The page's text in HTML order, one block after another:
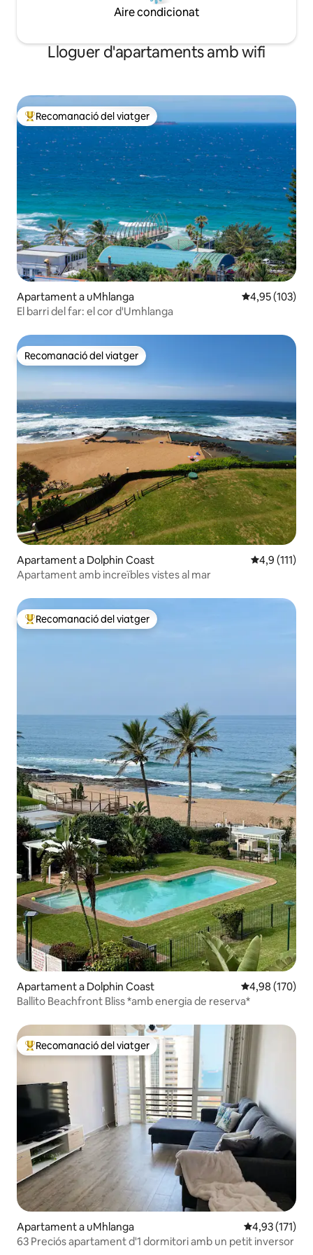
Aire condicionat
Lloguer d'apartaments amb wifi
Principals recomanacions dels viatgers
Recomanació del viatger
Apartament a uMhlanga 4,95 de
4,95 (103)
El barri del far: el cor d'Umhlanga
Recomanació del viatger
Recomanació del viatger
Apartament a Dolphin Coast 4,9 de
4,9 (111)
Apartament amb increïbles vistes al mar
Principals recomanacions dels viatgers
Recomanació del viatger
Apartament a Dolphin Coast 4,98 de
4,98 (170)
Ballito Beachfront Bliss *amb energia de reserva*
Principals recomanacions dels viatgers
Recomanació del viatger
Apartament a uMhlanga 4,93 de
4,93 (171)
63 Preciós apartament d'1 dormitori amb un petit inversor